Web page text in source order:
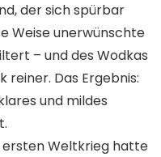
der sich spürbar
Weise unerwünschte
– und des Wodkas
reiner. Das Ergebnis:
und mildes
ersten Weltkrieg hatte